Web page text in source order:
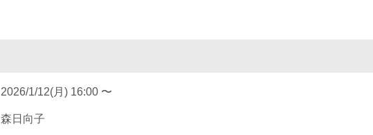
2026/1/12(月) 16:00 〜
森日向子